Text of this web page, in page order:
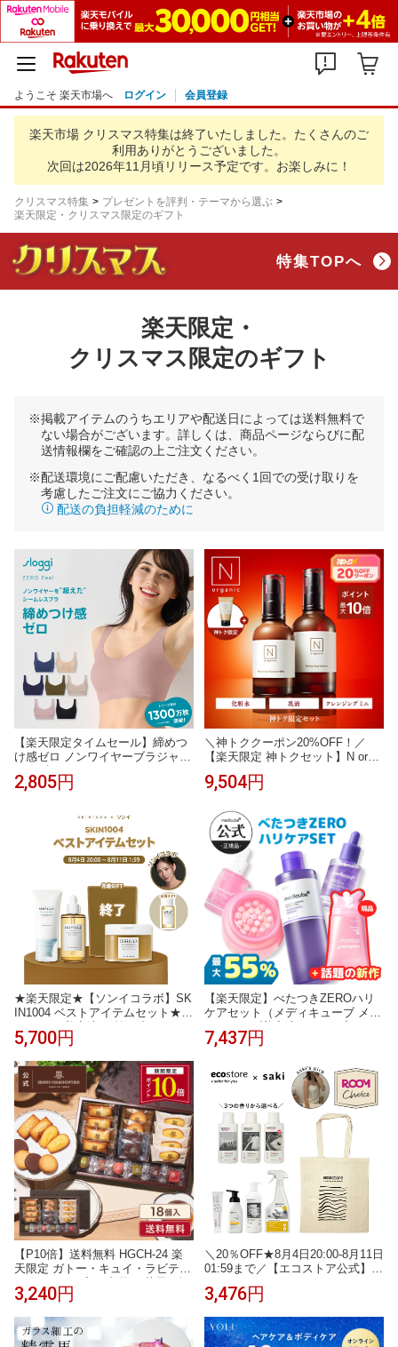
ようこそ 楽天市場へ ログイン 会員登録
楽天市場 クリスマス特集は終了いたしました。 たくさんのご
利用ありがとうございました。
次回は2026年11月頃リリース予定です。お楽しみに！
クリスマス特集
プレゼントを評判・テーマから選ぶ
楽天限定・クリスマス限定のギフト
特集TOPへ
楽天限定・
クリスマス限定のギフト
※掲載アイテムのうちエリアや配送日によっては送料無料で
ない場合がございます。詳しくは、商品ページならびに配
送情報欄をご確認の上ご注文ください。
※配送環境にご配慮いただき、なるべく1回での受け取りを
考慮したご注文にご協力ください。
配送の負担軽減のために
【楽天限定タイムセール】締めつ
け感ゼロ ノンワイヤーブラジャー
スロギー ゼロ フィール ベーシッ
ク 2 ブラトップ ハーフトップ slo
2,805円
＼神トククーポン20%OFF！／
【楽天限定 神トクセット】N orga
nic Basic バランシング ローショ
ン ミルク クレンジング ミニ 数量
スキンケア セット ギフト nオーガ
ニック エヌオーガニック ]
9,504円
★楽天限定★【ソンイコラボ】SK
IN1004 ベストアイテムセット★
センテラ 美容液 日焼け止め トナ
ーパッド 詰め替え用 導入美容液
5,700円
【楽天限定】べたつきZEROハリ
ケアセット（メディキューブ メデ
ィキューブ美容液 PDRN プラセン
タ 化粧水 スキンケア かっさ クリ
7,437円
【P10倍】送料無料 HGCH-24 楽
天限定 ガトー・キュイ・ラビテュ
ト 詰め合わせ 手土産 内祝い お返
イーツ プレゼント 退職
3,240円
＼20％OFF★8月4日20:00-8月11日
01:59まで／【エコストア公式】ec
全3種＞！楽天限定 洗濯洗剤 食器
ンドソープ トートバッグ エコス
トア セット ギフト
3,476円